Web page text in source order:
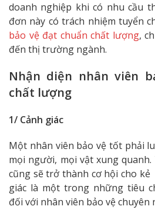
doanh nghiệp khi có nhu cầu
đơn này có trách nhiệm tuyển
bảo vệ đạt chuẩn chất lượng,
đến thị trường ngành.
Nhận diện nhân viên
chất lượng
1/ Cảnh giác
Một nhân viên bảo vệ tốt phải
mọi người, mọi vật xung
cũng sẽ trở thành cơ hội cho
giác là một trong những tiêu
đối với nhân viên bảo vệ chuyên